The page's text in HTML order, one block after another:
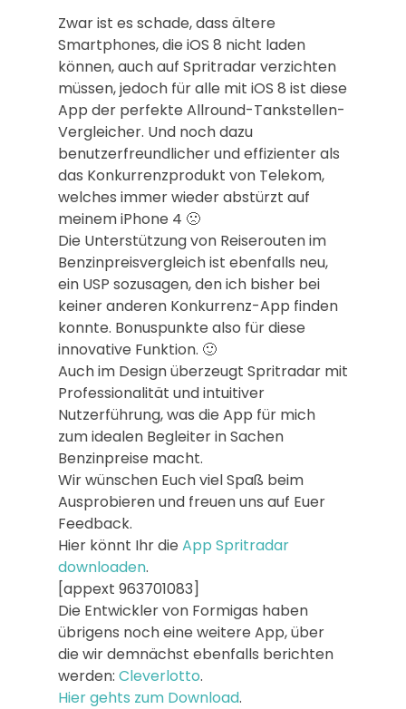
Zwar ist es schade, dass ältere
Smartphones, die iOS 8 nicht laden
können, auch auf Spritradar verzichten
müssen, jedoch für alle mit iOS 8 ist diese
App der perfekte Allround-Tankstellen-
Vergleicher. Und noch dazu
benutzerfreundlicher und effizienter als
das Konkurrenzprodukt von Telekom,
welches immer wieder abstürzt auf
meinem iPhone 4 🙁
Die Unterstützung von Reiserouten im
Benzinpreisvergleich ist ebenfalls neu,
ein USP sozusagen, den ich bisher bei
keiner anderen Konkurrenz-App finden
konnte. Bonuspunkte also für diese
innovative Funktion. 🙂
Auch im Design überzeugt Spritradar mit
Professionalität und intuitiver
Nutzerführung, was die App für mich
zum idealen Begleiter in Sachen
Benzinpreise macht.
Wir wünschen Euch viel Spaß beim
Ausprobieren und freuen uns auf Euer
Feedback.
Hier könnt Ihr die App Spritradar
downloaden.
[appext 963701083]
Die Entwickler von Formigas haben
übrigens noch eine weitere App, über
die wir demnächst ebenfalls berichten
werden: Cleverlotto.
Hier gehts zum Download.